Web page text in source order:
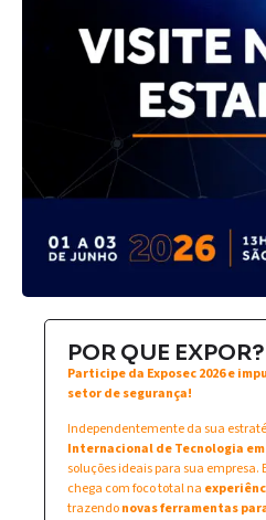
POR QUE EXPOR?
Participe da Exposec 2026 e
setor de segurança!
Independentemente da sua
Internacional de Tecnologia em
soluções ideais para sua empresa.
chega com foco total na
trazendonovas ferramentas